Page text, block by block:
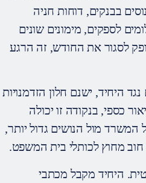
בבנקים, דוחות חניה
לספקים, מימונים שונים
לסגור את החודש, זה הרגע
היחיד, ישנם חלון הזדמנויות
כספי, בנקודה זו יכולה
מול הנושים גדול יותר,
חוב מחוץ לכותלי בית המשפט.
היחיד מקבל מכתבי